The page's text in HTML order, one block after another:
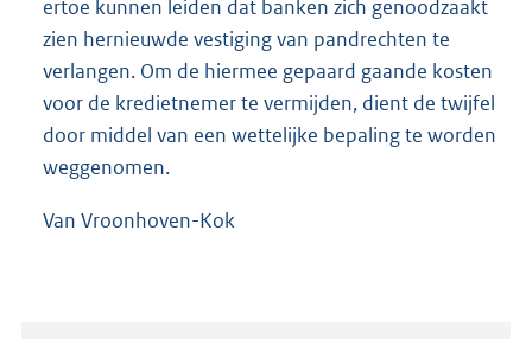
ertoe kunnen leiden dat banken zich genoodzaakt
zien hernieuwde vestiging van pandrechten te
verlangen. Om de hiermee gepaard gaande kosten
voor de kredietnemer te vermijden, dient de twijfel
door middel van een wettelijke bepaling te worden
weggenomen.
Van Vroonhoven-Kok